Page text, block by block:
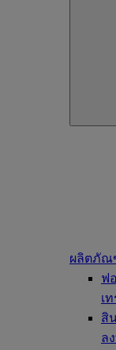
ผลิตภัณ
ฟ
เ
สิ
ล